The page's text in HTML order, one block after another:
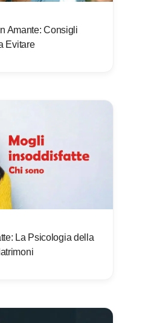
Amante: Consigli
Evitare
La Psicologia della